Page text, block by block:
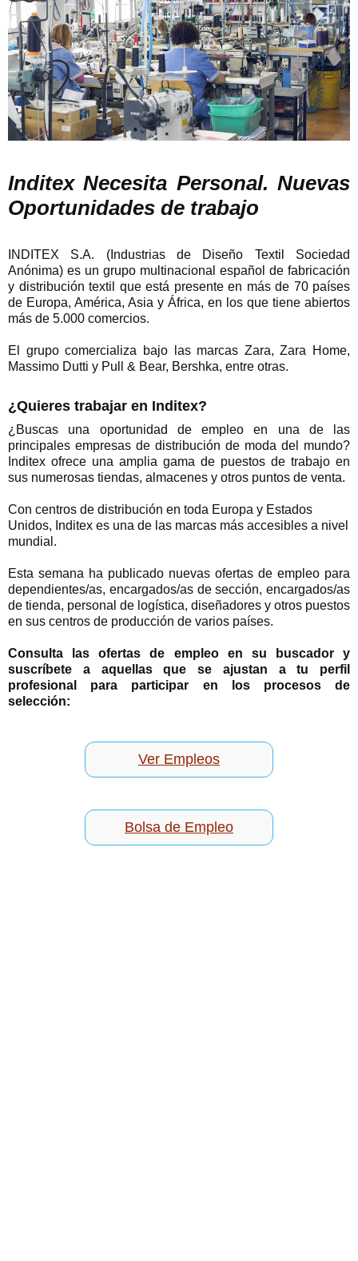
Inditex Necesita Personal. Nuevas
Oportunidades de trabajo
INDITEX S.A. (Industrias de Diseño Textil Sociedad
Anónima) es un grupo multinacional español de fabricación
y distribución textil que está presente en más de 70 países
de Europa, América, Asia y África, en los que tiene abiertos
más de 5.000 comercios.
El grupo comercializa bajo las marcas Zara, Zara Home,
Massimo Dutti y Pull & Bear, Bershka, entre otras.
¿Quieres trabajar en Inditex?
¿Buscas una oportunidad de empleo en una de las
principales empresas de distribución de moda del mundo?
Inditex ofrece una amplia gama de puestos de trabajo en
sus numerosas tiendas, almacenes y otros puntos de venta.
Con centros de distribución en toda Europa y Estados
Unidos, Inditex es una de las marcas más accesibles a nivel
mundial.
Esta semana ha publicado nuevas ofertas de empleo para
dependientes/as, encargados/as de sección, encargados/as
de tienda, personal de logística, diseñadores y otros puestos
en sus centros de producción de varios países.
Consulta las ofertas de empleo en su buscador y
suscríbete a aquellas que se ajustan a tu perfil
profesional para participar en los procesos de
selección:
Ver Empleos
Bolsa de Empleo